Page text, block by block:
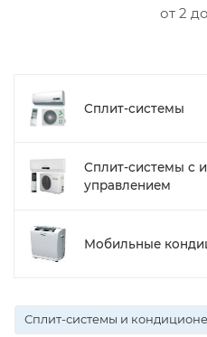
от 2
Сплит-системы
Сплит-системы с
управлением
Мобильные
Сплит-системы и